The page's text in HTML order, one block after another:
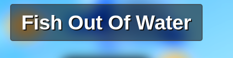
Fish Out Of Water